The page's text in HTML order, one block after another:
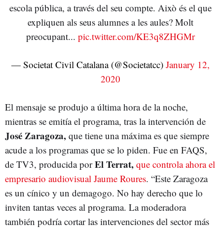
escola pública, a través del seu compte. Això és el que
expliquen als seus alumnes a les aules? Molt
preocupant... pic.twitter.com/KE3q8ZHGMr
— Societat Civil Catalana (@Societatcc) January 12,
2020
El mensaje se produjo a última hora de la noche,
mientras se emitía el programa, tras la intervención de
José Zaragoza, que tiene una máxima es que siempre
acude a los programas que se lo piden. Fue en FAQS,
de TV3, producida porEl Terrat, que controla ahora el
empresario audiovisual Jaume Roures. “Este Zaragoza
es un cínico y un demagogo. No hay derecho que lo
inviten tantas veces al programa. La moderadora
también podría cortar las intervenciones del sector más